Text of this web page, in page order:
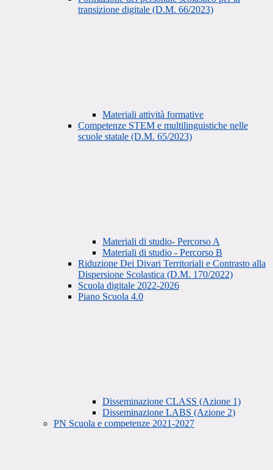
transizione digitale (D.M. 66/2023)
Materiali attività formative
Competenze STEM e multilinguistiche nelle
scuole statale (D.M. 65/2023)
Materiali di studio- Percorso A
Materiali di studio - Percorso B
Riduzione Dei Divari Territoriali e Contrasto alla
Dispersione Scolastica (D.M. 170/2022)
Scuola digitale 2022-2026
Piano Scuola 4.0
Disseminazione CLASS (Azione 1)
Disseminazione LABS (Azione 2)
PN Scuola e competenze 2021-2027